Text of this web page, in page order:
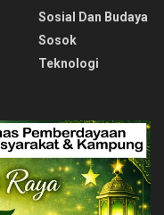
Sosial Dan Budaya
Sosok
Teknologi